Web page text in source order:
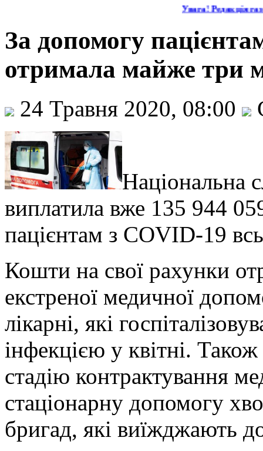
Увага! Редакція
За допомогу
отримала майже три
24 Травня 2020, 08:00
Національна
виплатила вже 135 944
пацієнтам з COVID-19
Кошти на свої рахунки
екстреної медичної
лікарні, які
інфекцією у квітні.
стадію контрактування
стаціонарну допомогу
бригад, які виїжджають